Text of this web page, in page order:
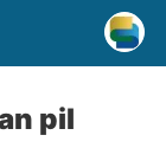
pil